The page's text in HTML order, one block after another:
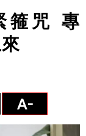
箍咒 專